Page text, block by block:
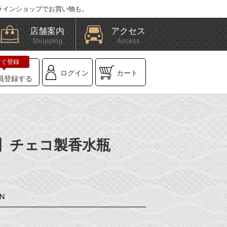
ンショップでお買い物も。
店舗案内
Shopping
アクセス
Access
登録する
ログイン カート
チェコ製香水瓶